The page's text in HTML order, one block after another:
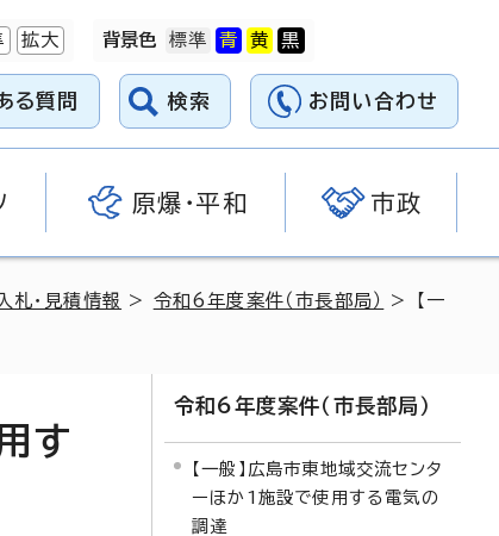
拡大 背景色
る質問 検索 お問い合わせ
原爆・平和 市政
札・見積情報 > 令和6年度案件（市長部局）
> 【一
す
令和6年度案件（市長部局）
【一般】広島市東地域交流センタ
ーほか1施設で使用する電気の
調達